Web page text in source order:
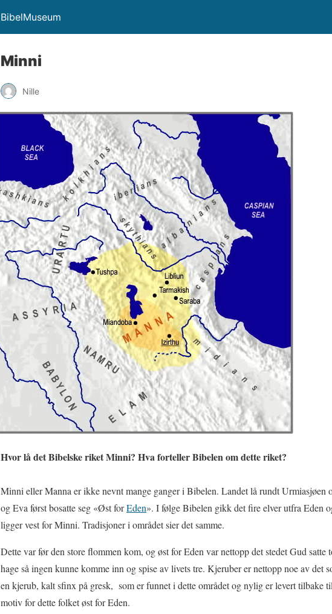
BibelMuseum
Minni
Nille
Hvor lå det Bibelske riket Minni? Hva forteller Bibelen om dette riket?
Minni eller Manna er ikke nevnt mange ganger i Bibelen. Landet lå rundt Urmiasjøen
og Eva først bosatte seg «Øst forEden». I følge Bibelen gikk det fire elver utfra Eden
ligger vest for Minni. Tradisjoner i området sier det samme.
Dette var før den store flommen kom, og øst for Eden var nettopp det stedet Gud
hage så ingen kunne komme inn og spise av livets tre. Kjeruber er nettopp noe av
en kjerub, kalt sfinx på gresk, som er funnet i dette området og nylig er levert tilbake
motiv for dette folket øst for Eden.